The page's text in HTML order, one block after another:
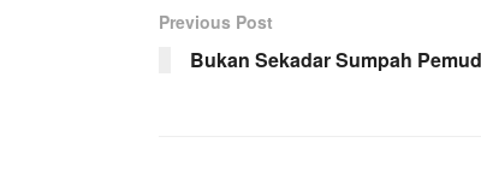
Previous Post
Bukan Sekadar Sumpah